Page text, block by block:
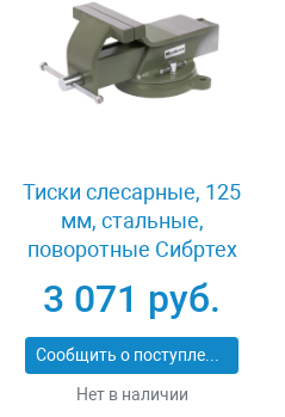
Тиски слесарные, 125
мм, стальные,
поворотные Сибртех
3 071 руб.
Сообщить о поступлении
Нет в наличии